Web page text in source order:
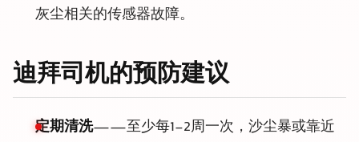
灰尘相关的传感器故障。
迪拜司机的预防建议
定期清洗——至少每1-2周一次，沙尘暴或靠近